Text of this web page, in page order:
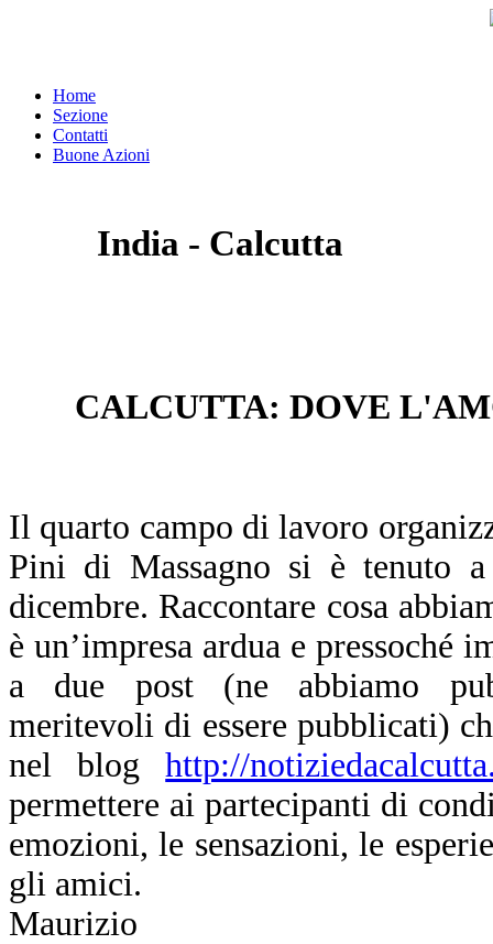
Home
Sezione
Contatti
Buone Azioni
India - Calcutta
CALCUTTA: DOVE
Il quarto campo di lavoro
Pini di Massagno si è tenuto
dicembre. Raccontare cosa
è un’impresa ardua e
a due post (ne abbiamo
meritevoli di essere pubblicati)
nel bloghttp://
permettere ai partecipanti di
emozioni, le sensazioni, le
gli amici.
Maurizio